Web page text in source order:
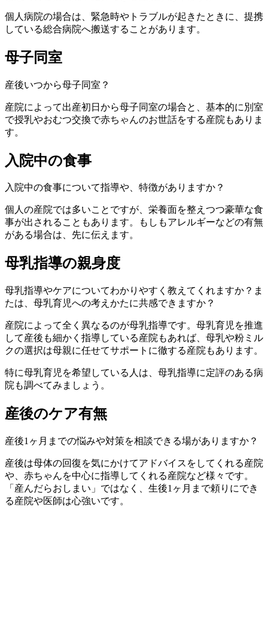
個人病院の場合は、緊急時やトラブルが起きたときに、提携
している総合病院へ搬送することがあります。
母子同室
産後いつから母子同室？
産院によって出産初日から母子同室の場合と、基本的に別室
で授乳やおむつ交換で赤ちゃんのお世話をする産院もありま
す。
入院中の食事
入院中の食事について指導や、特徴がありますか？
個人の産院では多いことですが、栄養面を整えつつ豪華な食
事が出されることもあります。もしもアレルギーなどの有無
がある場合は、先に伝えます。
母乳指導の親身度
母乳指導やケアについてわかりやすく教えてくれますか？ま
たは、母乳育児への考えかたに共感できますか？
産院によって全く異なるのが母乳指導です。母乳育児を推進
して産後も細かく指導している産院もあれば、母乳や粉ミル
クの選択は母親に任せてサポートに徹する産院もあります。
特に母乳育児を希望している人は、母乳指導に定評のある病
院も調べてみましょう。
産後のケア有無
産後1ヶ月までの悩みや対策を相談できる場がありますか？
産後は母体の回復を気にかけてアドバイスをしてくれる産院
や、赤ちゃんを中心に指導してくれる産院など様々です。
「産んだらおしまい」ではなく、生後1ヶ月まで頼りにでき
る産院や医師は心強いです。